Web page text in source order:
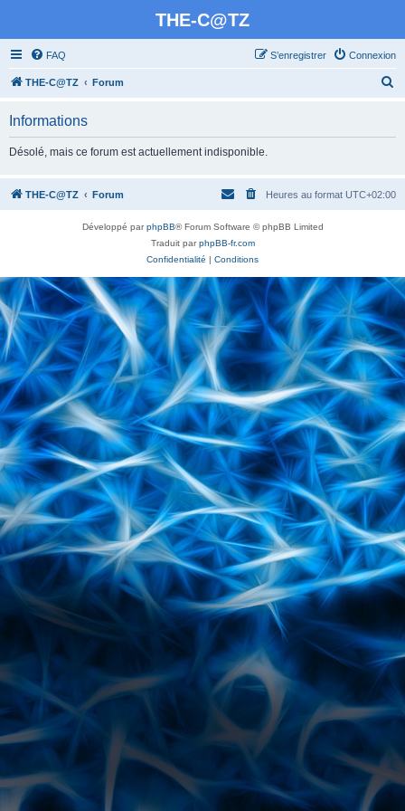
THE-C@TZ
FAQ Connexion
S’enregistrer
THE-C@TZ Forum
r
c
r
Informations
Désolé, mais ce forum est actuellement indisponible.
THE-C@TZ Forum Heures au format UTC+02:00
Développé parphpBB® Forum Software © phpBB Limited
Traduit parphpBB-fr.com
Confidentialité | Conditions